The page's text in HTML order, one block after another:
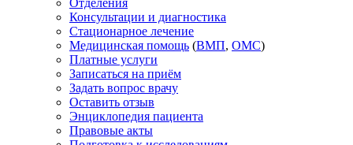
Отделения
Консультации и диагностика
Стационарное лечение
Медицинская помощь (ВМП, ОМС)
Платные услуги
Записаться на приём
Задать вопрос врачу
Оставить отзыв
Энциклопедия пациента
Правовые акты